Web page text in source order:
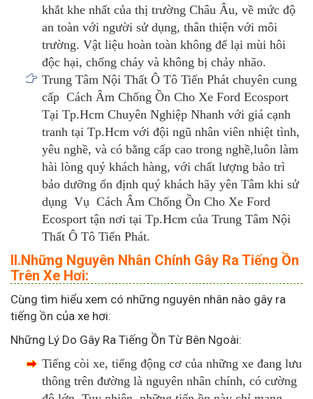
khắt khe nhất của thị trường Châu Âu, về mức độ
an toàn với người sử dụng, thân thiện với môi
trường. Vật liệu hoàn toàn không để lại mùi hôi
độc hại, chống cháy và không bị chảy nhão.
Trung Tâm Nội Thất Ô Tô Tiến Phát chuyên cung
cấp Cách Âm Chống Ồn Cho Xe Ford Ecosport
Tại Tp.Hcm Chuyên Nghiệp Nhanh với giá cạnh
tranh tại Tp.Hcm với đội ngũ nhân viên nhiệt tình,
yêu nghề, và có bằng cấp cao trong nghề,luôn làm
hài lòng quý khách hàng, với chất lượng bảo trì
bảo dưỡng ổn định quý khách hãy yên Tâm khi sử
dụng Vụ Cách Âm Chống Ồn Cho Xe Ford
Ecosport tận nơi tại Tp.Hcm của Trung Tâm Nội
Thất Ô Tô Tiến Phát.
II.Những Nguyên Nhân Chính Gây Ra Tiếng Ồn
Trên Xe Hơi:
Cùng tìm hiểu xem có những nguyên nhân nào gây ra
tiếng ồn của xe hơi:
Những Lý Do Gây Ra Tiếng Ồn Từ Bên Ngoài:
Tiếng còi xe, tiếng động cơ của những xe đang lưu
thông trên đường là nguyên nhân chính, có cường